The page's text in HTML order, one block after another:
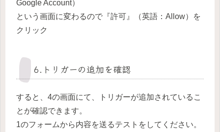
Google Account）
という画面に変わるので『許可』（英語：Allow）を
クリック
6.トリガーの追加を確認
すると、4の画面にて、トリガーが追加されているこ
とが確認できます。
1のフォームから内容を送るテストをしてください。